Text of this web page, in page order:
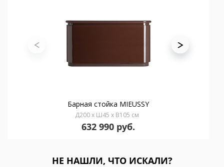
Барная стойка MIEUSSY
Д200 x Ш45 x В105 см
632 990 руб.
НЕ НАШЛИ, ЧТО ИСКАЛИ?